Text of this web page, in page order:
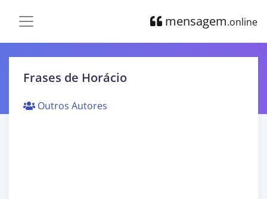
mensagem.online
Frases de Horácio
Outros Autores